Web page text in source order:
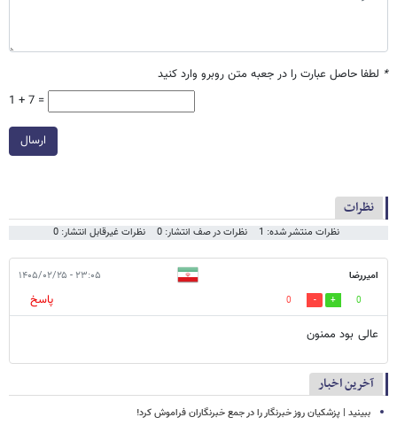
* لطفا حاصل عبارت را در جعبه متن روبرو وارد کنید
1 + 7 =
ارسال
نظرات
نظرات منتشر شده: 1 نظرات در صف انتشار: 0 نظرات غیرقابل انتشار: 0
امیررضا ۲۳:۰۵ - ۱۴۰۵/۰۲/۲۵
0
0
پاسخ
عالی بود ممنون
آخرین اخبار
ببینید | پزشکیان روز خبرنگار را در جمع خبرنگاران فراموش کرد!